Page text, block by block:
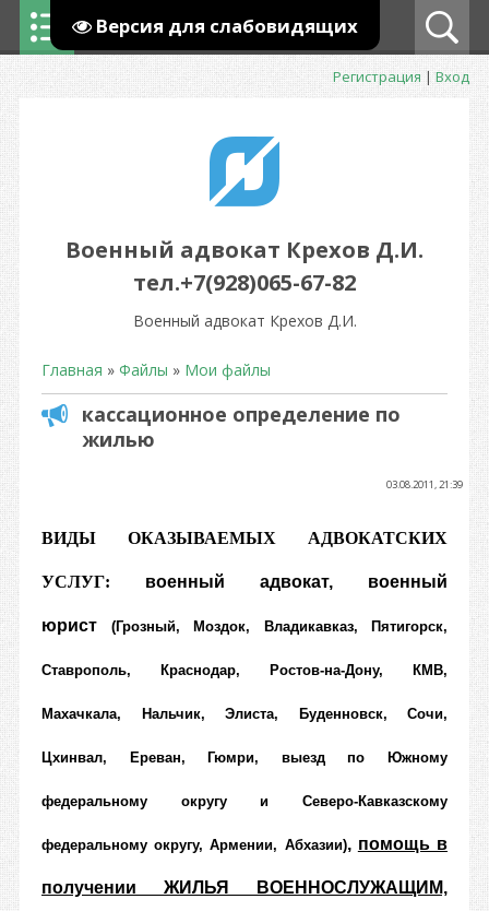
Версия для слабовидящих
Регистрация|Вход
Военный адвокат Крехов Д.И.
тел.+7(928)065-67-82
Военный адвокат Крехов Д.И.
Главная » Файлы » Мои файлы
кассационное определение по
жилью
03.08.2011, 21:39
ВИДЫ ОКАЗЫВАЕМЫХ АДВОКАТСКИХ
УСЛУГ: военный адвокат, военный
юрист (Грозный, Моздок, Владикавказ, Пятигорск,
Ставрополь, Краснодар, Ростов-на-Дону, КМВ,
Махачкала, Нальчик, Элиста, Буденновск, Сочи,
Цхинвал, Ереван, Гюмри, выезд по Южному
федеральному округу и Северо-Кавказскому
федеральному округу, Армении, Абхазии), помощь в
получении ЖИЛЬЯ ВОЕННОСЛУЖАЩИМ,